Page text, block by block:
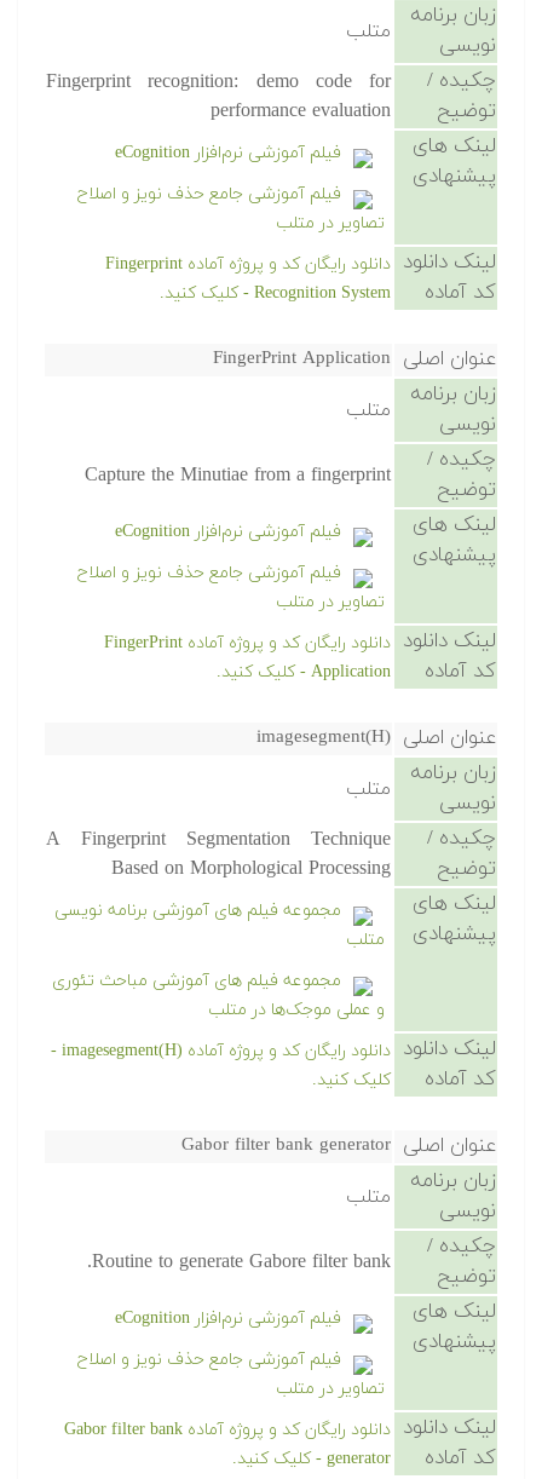
زبان برنامه
نویسی
متلب
چکیده /
توضیح
Fingerprint recognition: demo code for
performance evaluation
لینک های
پیشنهادی
فیلم آموزشی نرم‌افزار eCognition
فیلم آموزشی جامع حذف نویز و اصلاح
تصاویر در متلب
لینک دانلود
کد آماده
دانلود رایگان کد و پروژه آماده Fingerprint
Recognition System - کلیک کنید.
عنوان اصلی FingerPrint Application
زبان برنامه
نویسی
متلب
چکیده /
توضیح
Capture the Minutiae from a fingerprint
لینک های
پیشنهادی
فیلم آموزشی نرم‌افزار eCognition
فیلم آموزشی جامع حذف نویز و اصلاح
تصاویر در متلب
لینک دانلود
کد آماده
دانلود رایگان کد و پروژه آماده FingerPrint
Application - کلیک کنید.
عنوان اصلی imagesegment(H)
زبان برنامه
نویسی
متلب
چکیده /
توضیح
A Fingerprint Segmentation Technique
Based on Morphological Processing
لینک های
پیشنهادی
مجموعه فیلم های آموزشی برنامه نویسی
متلب
مجموعه فیلم های آموزشی مباحث تئوری
و عملی موجک‌ها در متلب
لینک دانلود
کد آماده
دانلود رایگان کد و پروژه آماده imagesegment(H) -
کلیک کنید.
عنوان اصلی Gabor filter bank generator
زبان برنامه
نویسی
متلب
چکیده /
توضیح
Routine to generate Gabore filter bank.
لینک های
پیشنهادی
فیلم آموزشی نرم‌افزار eCognition
فیلم آموزشی جامع حذف نویز و اصلاح
تصاویر در متلب
لینک دانلود
کد آماده
دانلود رایگان کد و پروژه آماده Gabor filter bank
generator - کلیک کنید.